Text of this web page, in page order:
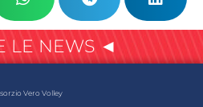
LE NEWS ◄
Vero Volley